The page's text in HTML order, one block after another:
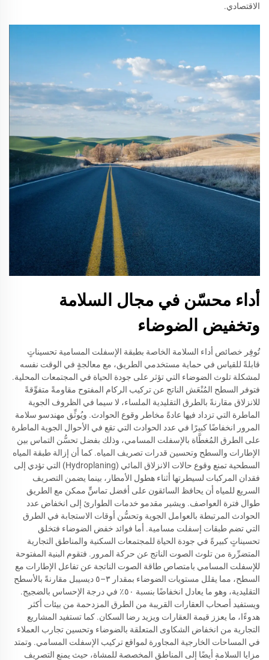
الاقتصادي.
أداء محسّن في مجال السلامة
وتخفيض الضوضاء
تُوفِر خصائص أداء السلامة الخاصة بطبقة الإسفلت المسامية تحسيناتٍ
قابلةً للقياس في حماية مستخدمي الطريق، مع معالجةٍ في الوقت نفسه
لمشكلة تلوث الضوضاء التي تؤثر على جودة الحياة في المجتمعات المحلية.
فتوفر السطح المُنْعَش الناتج عن تركيب الركام المفتوح مقاومةً متفوِّقةً
للانزلاق مقارنةً بالطرق التقليدية الملساء، لا سيما في الظروف الجوية
الماطرة التي تزداد فيها عادةً مخاطر وقوع الحوادث. ويُوثِّق مهندسو سلامة
المرور انخفاضًا كبيرًا في عدد الحوادث التي تقع في الأحوال الجوية الماطرة
على الطرق المُغطَّاة بالإسفلت المسامي، وذلك بفضل تحسُّن التماس بين
الإطارات والسطح وتحسين قدرات تصريف المياه. كما أن إزالة طبقة المياه
السطحية تمنع وقوع حالات الانزلاق المائي (Hydroplaning) التي تؤدي إلى
فقدان المركبات لسيطرتها أثناء هطول الأمطار، بينما يضمن التصريف
السريع للمياه أن يحافظ السائقون على أفضل تماسٍّ ممكن مع الطريق
طوال فترة العواصف. ويشير مقدمو خدمات الطوارئ إلى انخفاض عدد
الحوادث المرتبطة بالعوامل الجوية وتحسُّن أوقات الاستجابة في الطرق
التي تضم طبقات إسفلت مسامية. أما فوائد خفض الضوضاء فتخلق
تحسيناتٍ كبيرةً في جودة الحياة للمجتمعات السكنية والمناطق التجارية
المتضرِّرة من تلوث الصوت الناتج عن حركة المرور. فتقوم البنية المفتوحة
للإسفلت المسامي بامتصاص طاقة الصوت الناتجة عن تفاعل الإطارات مع
السطح، مما يقلل مستويات الضوضاء بمقدار ٣–٥ ديسيبل مقارنةً بالأسطح
التقليدية، وهو ما يعادل انخفاضًا بنسبة ٥٠٪ في درجة الإحساس بالضجيج.
ويستفيد أصحاب العقارات القريبة من الطرق المزدحمة من بيئات أكثر
هدوءًا، ما يعزز قيمة العقارات ويزيد رضا السكان. كما تستفيد المشاريع
التجارية من انخفاض الشكاوى المتعلقة بالضوضاء وتحسين تجارب العملاء
في المساحات الخارجية المجاورة لمواقع تركيب الإسفلت المسامي. وتمتد
مزايا السلامة أيضًا إلى المناطق المخصصة للمشاة، حيث يمنع التصريف